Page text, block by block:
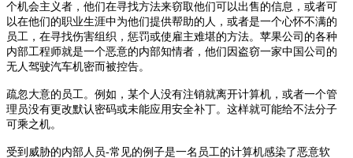
个机会主义者，他们在寻找方法来窃取他们可以出售的信息，或者可
以在他们的职业生涯中为他们提供帮助的人，或者是一个心怀不满的
员工，在寻找伤害组织，惩罚或使雇主难堪的方法。苹果公司的各种
内部工程师就是一个恶意的内部知情者，他们因盗窃一家中国公司的
无人驾驶汽车机密而被控告。
疏忽大意的员工。例如，某个人没有注销就离开计算机，或者一个管
理员没有更改默认密码或未能应用安全补丁。这样就可能给不法分子
可乘之机。
受到威胁的内部人员-常见的例子是一名员工的计算机感染了恶意软